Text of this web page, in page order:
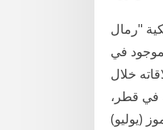
"رمال
في
خلال
في قطر،
شركة قطر للبترول لبيع المنتجات البترولية المحدودة بموجب قرار وزير 2 تموز (يوليو)